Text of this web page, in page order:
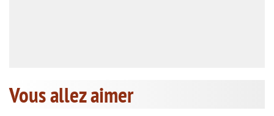
Vous allez aimer